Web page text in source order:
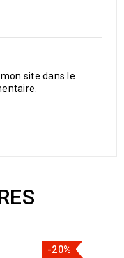
site dans le
-20%